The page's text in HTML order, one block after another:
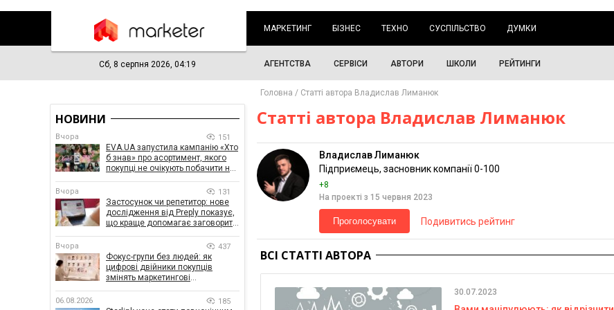
МАРКЕТИНГ БІЗНЕС ТЕХНО СУСПІЛЬСТВО ДУМКИ
Сб, 8 серпня 2026, 04:19 АГЕНТСТВА СЕРВІСИ АВТОРИ ШКОЛИ РЕЙТИНГИ
Головна Статті автора Владислав Лиманюк
Статті автора Владислав Лиманюк
Владислав Лиманюк
Підприємець, засновник компанії 0-100
+8
На проекті з 15 червня 2023
Проголосувати Подивитись рейтинг
ВСІ СТАТТІ АВТОРА
30.07.2023
НОВИНИ
Вчора 151
EVA.UA запустила кампанію «Хто
б знав» про асортимент, якого
покупці не очікують побачити на
Вчора 131
Застосунок чи репетитор: нове
дослідження від Preply показує,
що краще допомагає заговорити
Вчора 437
Фокус-групи без людей: як
цифрові двійники покупців
змінять маркетингові
06.08.2026 185